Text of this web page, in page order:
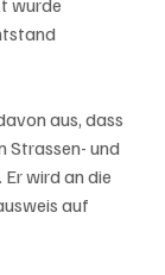
aus, dass
Strassen- und
wird an die
auf